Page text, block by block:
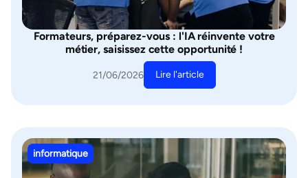
Formateurs, préparez-vous : l'IA réinvente votre
métier, saisissez cette opportunité !
21/06/2026 Lire l'article
informatique